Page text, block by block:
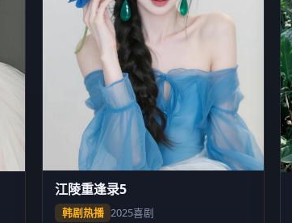
江陵重逢录5
韩剧热播 2025喜剧